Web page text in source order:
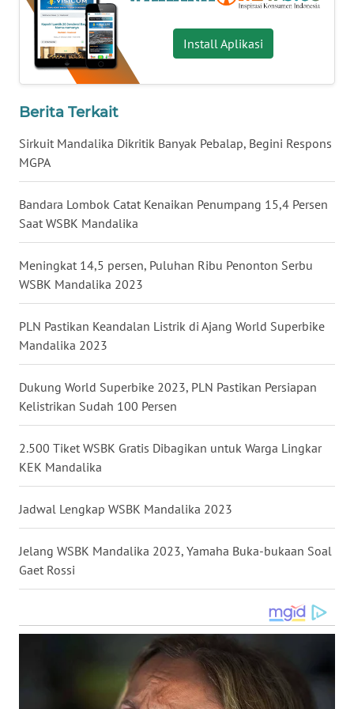
Install Aplikasi
Berita Terkait
Sirkuit Mandalika Dikritik Banyak Pebalap, Begini Respons
MGPA
Bandara Lombok Catat Kenaikan Penumpang 15,4 Persen
Saat WSBK Mandalika
Meningkat 14,5 persen, Puluhan Ribu Penonton Serbu
WSBK Mandalika 2023
PLN Pastikan Keandalan Listrik di Ajang World Superbike
Mandalika 2023
Dukung World Superbike 2023, PLN Pastikan Persiapan
Kelistrikan Sudah 100 Persen
2.500 Tiket WSBK Gratis Dibagikan untuk Warga Lingkar
KEK Mandalika
Jadwal Lengkap WSBK Mandalika 2023
Jelang WSBK Mandalika 2023, Yamaha Buka-bukaan Soal
Gaet Rossi
WN
SERAMBI
WN
WN
SULTRA
WN
NTB
WN
SULTENG
WN
SULBAR
BABEL
SUMBAR
SUMSEL
WN
BENGKULU
LAMPUNG